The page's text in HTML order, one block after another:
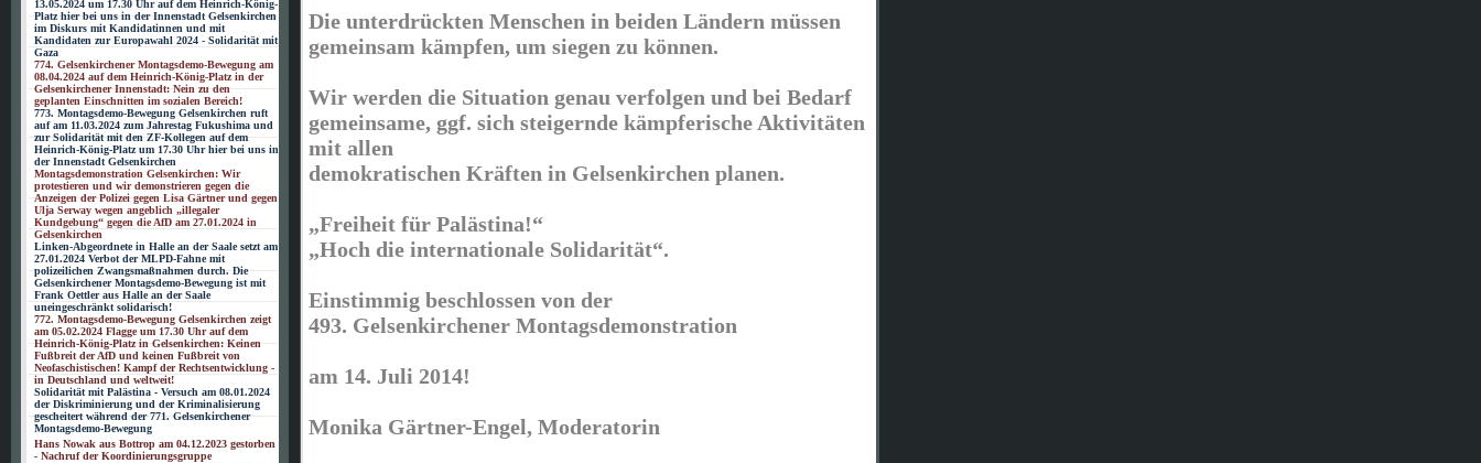
13.05.2024 um 17.30 Uhr auf dem Heinrich-König-
Platz hier bei uns in der Innenstadt Gelsenkirchen
im Diskurs mit Kandidatinnen und mit
Kandidaten zur Europawahl 2024 - Solidarität mit
Gaza
774. Gelsenkirchener Montagsdemo-Bewegung am
08.04.2024 auf dem Heinrich-König-Platz in der
Gelsenkirchener Innenstadt: Nein zu den
geplanten Einschnitten im sozialen Bereich!
773. Montagsdemo-Bewegung Gelsenkirchen ruft
auf am 11.03.2024 zum Jahrestag Fukushima und
zur Solidarität mit den ZF-Kollegen auf dem
Heinrich-König-Platz um 17.30 Uhr hier bei uns in
der Innenstadt Gelsenkirchen
Montagsdemonstration Gelsenkirchen: Wir
protestieren und wir demonstrieren gegen die
Anzeigen der Polizei gegen Lisa Gärtner und gegen
Ulja Serway wegen angeblich „illegaler
Kundgebung“ gegen die AfD am 27.01.2024 in
Gelsenkirchen
Linken-Abgeordnete in Halle an der Saale setzt am
27.01.2024 Verbot der MLPD-Fahne mit
polizeilichen Zwangsmaßnahmen durch. Die
Gelsenkirchener Montagsdemo-Bewegung ist mit
Frank Oettler aus Halle an der Saale
uneingeschränkt solidarisch!
772. Montagsdemo-Bewegung Gelsenkirchen zeigt
am 05.02.2024 Flagge um 17.30 Uhr auf dem
Heinrich-König-Platz in Gelsenkirchen: Keinen
Fußbreit der AfD und keinen Fußbreit von
Neofaschistischen! Kampf der Rechtsentwicklung -
in Deutschland und weltweit!
Solidarität mit Palästina - Versuch am 08.01.2024
der Diskriminierung und der Kriminalisierung
gescheitert während der 771. Gelsenkirchener
Montagsdemo-Bewegung
Hans Nowak aus Bottrop am 04.12.2023 gestorben
- Nachruf der Koordinierungsgruppe
Die unterdrückten Menschen in beiden Ländern müssen
gemeinsam kämpfen, um siegen zu können.
Wir werden die Situation genau verfolgen und bei Bedarf
gemeinsame, ggf. sich steigernde kämpferische Aktivitäten
mit allen
demokratischen Kräften in Gelsenkirchen planen.
„Freiheit für Palästina!“
„Hoch die internationale Solidarität“.
Einstimmig beschlossen von der
493. Gelsenkirchener Montagsdemonstration
am 14. Juli 2014!
Monika Gärtner-Engel, Moderatorin